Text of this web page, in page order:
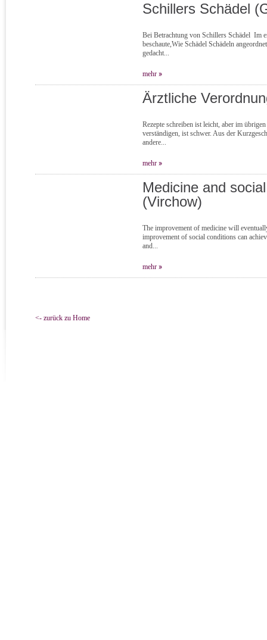
Schillers Schädel
Bei Betrachtung von Schillers Schädel Im
beschaute,Wie Schädel Schädeln
gedacht...
mehr
Ärztliche
Rezepte schreiben ist leicht, aber im
verständigen, ist schwer. Aus der
andere...
mehr
Medicine and
(Virchow)
The improvement of medicine will
improvement of social conditions can
and...
mehr
<- zurück zu Home